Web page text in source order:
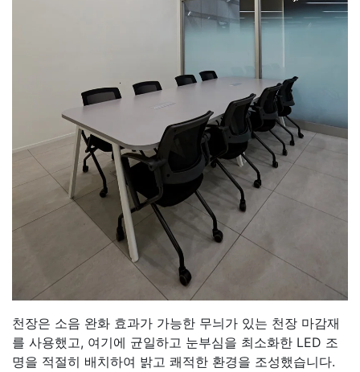
천장은 소음 완화 효과가 가능한 무늬가 있는 천장 마감재
를 사용했고, 여기에 균일하고 눈부심을 최소화한 LED 조
명을 적절히 배치하여 밝고 쾌적한 환경을 조성했습니다.